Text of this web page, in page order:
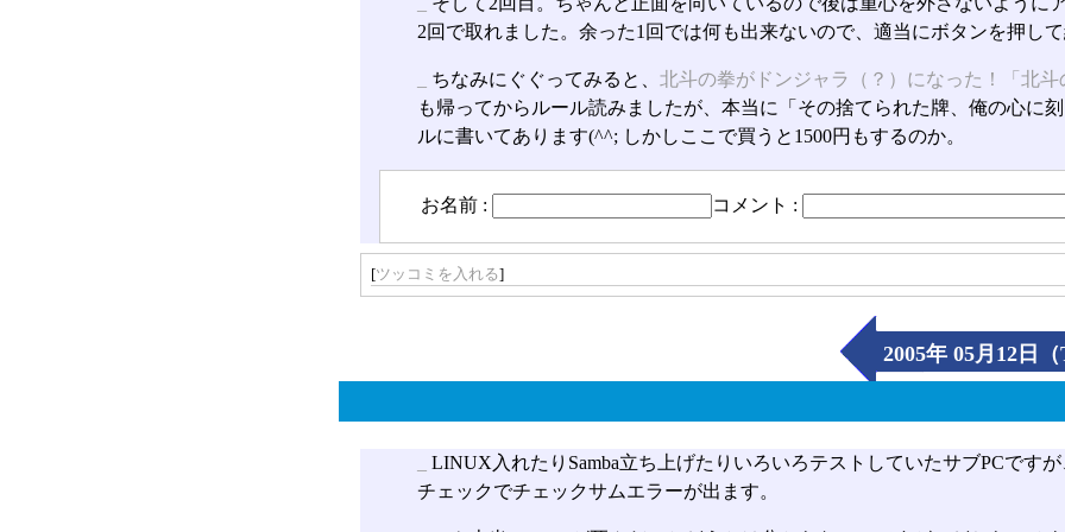
2回で取れました。余った1回では何も出来ないので、適当にボタンを押し
ちなみにぐぐってみると、 北斗の拳がドンジャラ（？）になった！「北
も帰ってからルール読みましたが、本当に「その捨てられた牌、俺の心に
ルに書いてあります(^^; しかしここで買うと1500円もするのか。
お名前 : コメント :
[ツッコミを入れる]
2005年 05月12日
LINUX入れたりSamba立ち上げたりいろいろテストしていたサブPCです
チェックでチェックサムエラーが出ます。